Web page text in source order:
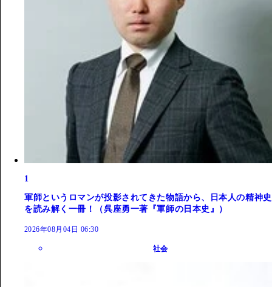
1
軍師というロマンが投影されてきた物語から、日本人の精神史
を読み解く一冊！（呉座勇一著『軍師の日本史』）
2026年08月04日 06:30
社会